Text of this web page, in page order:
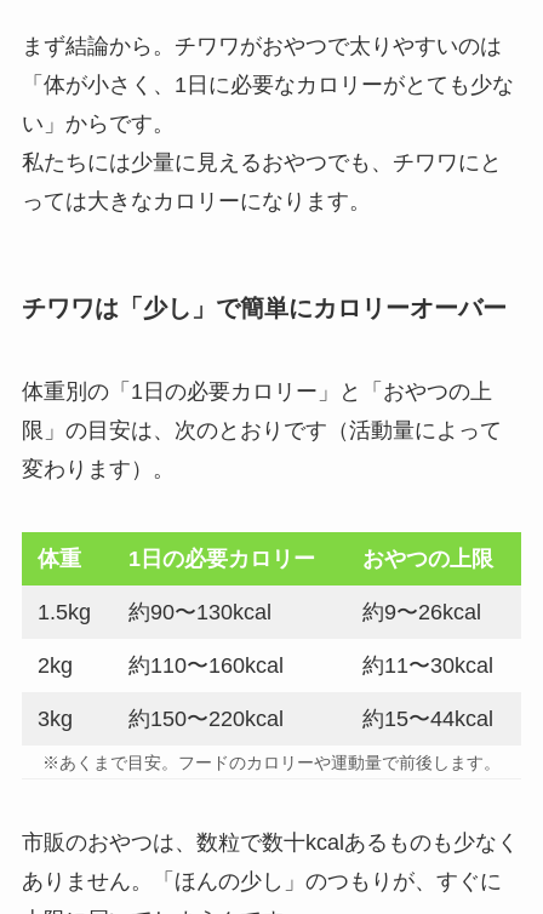
まず結論から。チワワがおやつで太りやすいのは
「体が小さく、1日に必要なカロリーがとても少な
い」からです。
私たちには少量に見えるおやつでも、チワワにと
っては大きなカロリーになります。
チワワは「少し」で簡単にカロリーオーバー
体重別の「1日の必要カロリー」と「おやつの上
限」の目安は、次のとおりです（活動量によって
変わります）。
体重 1日の必要カロリー おやつの上限
1.5kg 約90〜130kcal 約9〜26kcal
2kg 約110〜160kcal 約11〜30kcal
3kg 約150〜220kcal 約15〜44kcal
※あくまで目安。フードのカロリーや運動量で前後します。
市販のおやつは、数粒で数十kcalあるものも少なく
ありません。「ほんの少し」のつもりが、すぐに